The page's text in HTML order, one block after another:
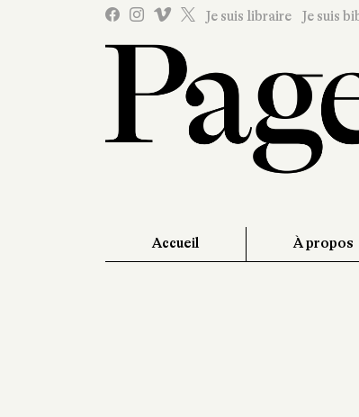
Je suis libraire Je suis
Accueil À propos